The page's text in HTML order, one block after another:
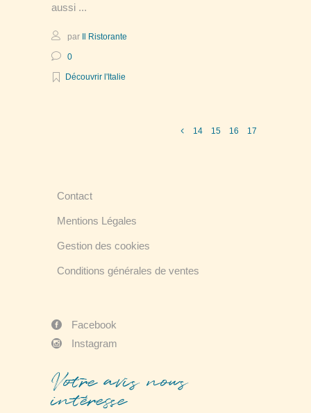
aussi
par Il Ristorante
0
Découvrir l'Italie
14 15 16 17
Contact
Mentions Légales
Gestion des cookies
Conditions générales de ventes
Facebook
Instagram
Votre avis nous
intéresse